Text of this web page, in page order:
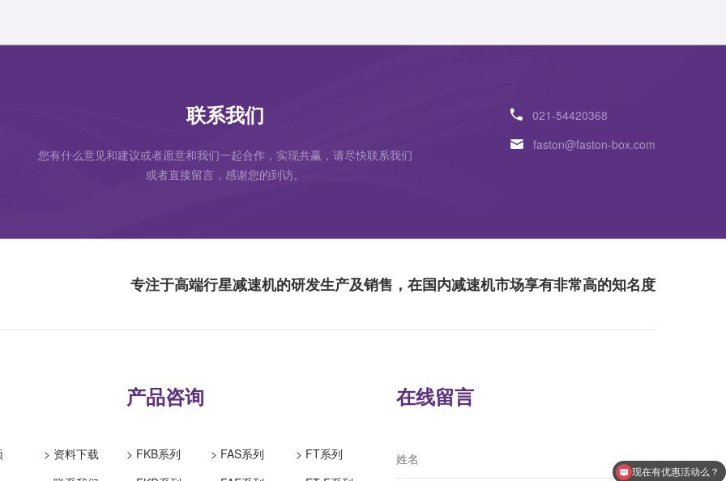
联系我们
您有什么意见和建议或者愿意和我们一起合作，实现共赢，请尽快联系我们
或者直接留言，感谢您的到访。
021-54420368
faston@faston-box.com
专注于高端行星减速机的研发生产及销售，在国内减速机市场享有非常高的知名度
> 资料下载
产品咨询
> FKB系列
> FAS系列
> FT系列
在线留言
现在有优惠活动么？